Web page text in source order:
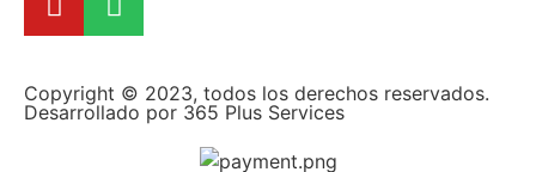
Copyright © 2023, todos los derechos reservados.
Desarrollado por 365 Plus Services